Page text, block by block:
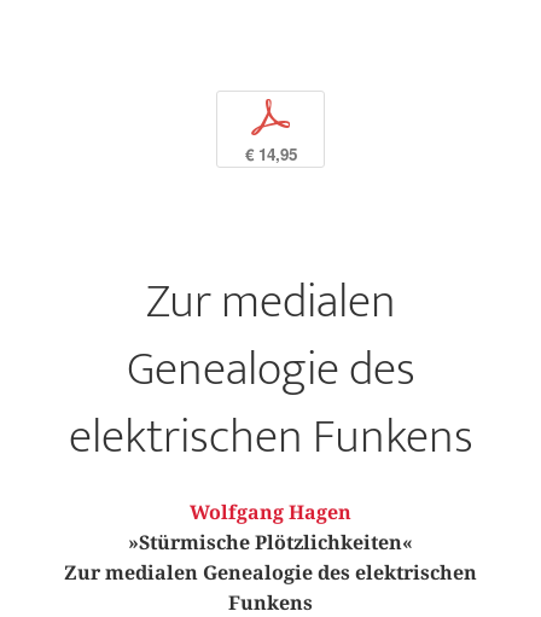
p
€ 14,95
Zur medialen
Genealogie des
elektrischen Funkens
Wolfgang Hagen
»Stürmische Plötzlichkeiten«
Zur medialen Genealogie des elektrischen
Funkens